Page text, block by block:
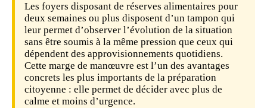
Les foyers disposant de réserves alimentaires pour
deux semaines ou plus disposent d’un tampon qui
leur permet d’observer l’évolution de la situation
sans être soumis à la même pression que ceux qui
dépendent des approvisionnements quotidiens.
Cette marge de manœuvre est l’un des avantages
concrets les plus importants de la préparation
citoyenne : elle permet de décider avec plus de
calme et moins d’urgence.